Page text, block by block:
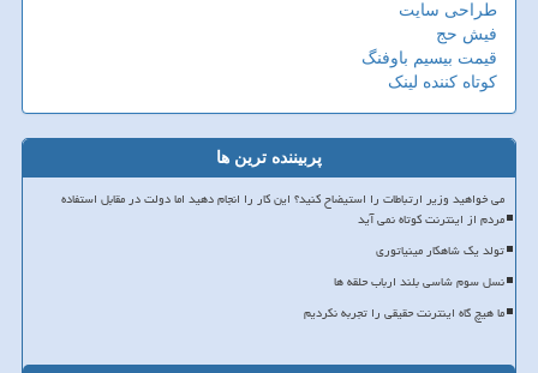
طراحی سایت
فیش حج
قیمت بیسیم باوفنگ
کوتاه کننده لینک
پربیننده ترین ها
می خواهید وزیر ارتباطات را استیضاح کنید؟ این کار را انجام دهید اما دولت در مقابل استفاده
مردم از اینترنت کوتاه نمی آید
تولد یک شاهکار مینیاتوری
نسل سوم شاسی بلند ارباب حلقه ها
ما هیچ گاه اینترنت حقیقی را تجربه نکردیم